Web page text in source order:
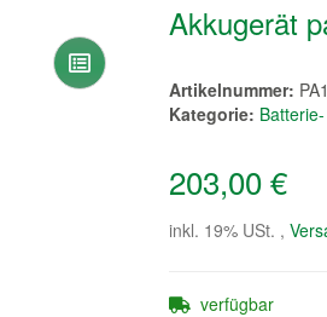
Akkugerät
Artikelnummer:
Kategorie:
203,00 €
inkl. 19% USt. ,
verfügbar